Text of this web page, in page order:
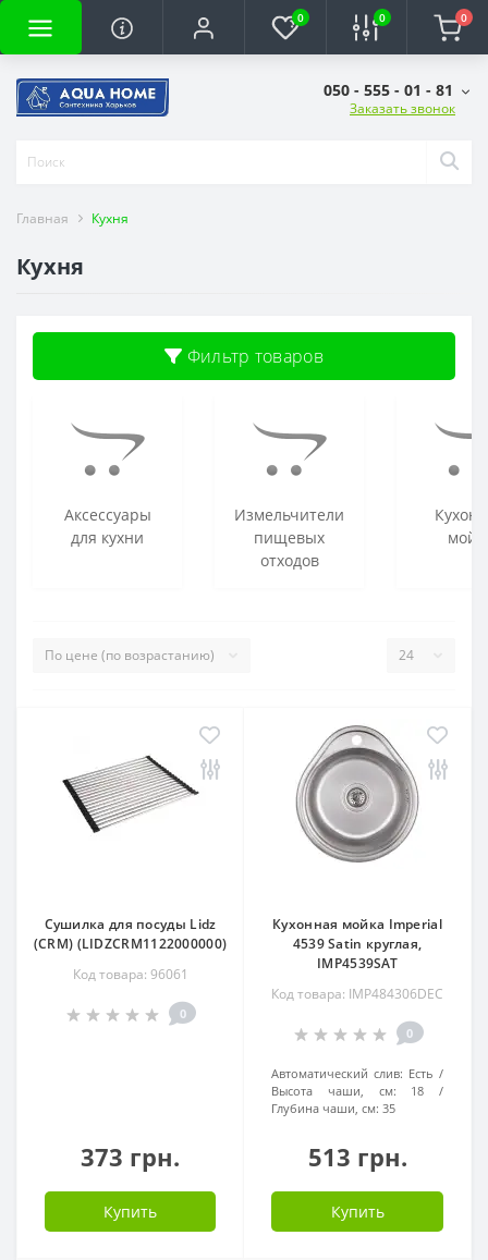
0 0 0
050 - 555 - 01 - 81
Заказать звонок
Главная Кухня
Кухня
Фильтр товаров
Аксессуары
для кухни
Измельчители
пищевых
отходов
Сушилка для посуды Lidz
(CRM) (LIDZCRM1122000000)
Код товара: 96061
0
373 грн.
Купить
Кухонная мойка Imperial
4539 Satin круглая,
IMP4539SAT
Код товара: IMP484306DEC
0
Автоматический слив: Есть
Высота чаши, см:
18
Глубина чаши, см: 35
513 грн.
Купить